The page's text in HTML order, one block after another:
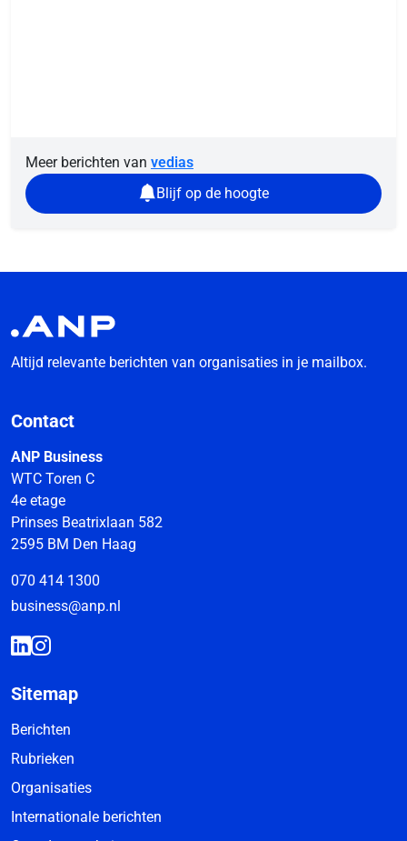
Meer berichten van vedias
Blijf op de hoogte
Altijd relevante berichten van organisaties in je mailbox.
Contact
ANP Business
WTC Toren C
4e etage
Prinses Beatrixlaan 582
2595 BM Den Haag
070 414 1300
business@anp.nl
Sitemap
Berichten
Rubrieken
Organisaties
Internationale berichten